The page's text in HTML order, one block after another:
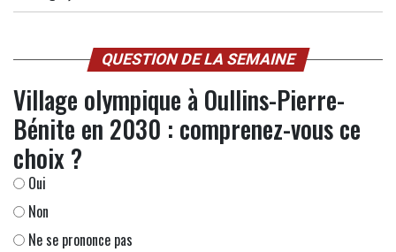
QUESTION DE LA SEMAINE
Village olympique à Oullins-Pierre-
Bénite en 2030 : comprenez-vous ce
choix ?
Oui
Non
Ne se prononce pas